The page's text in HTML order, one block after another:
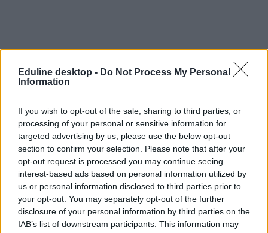
Eduline desktop - Do Not Process My Personal
Information
If you wish to opt-out of the sale, sharing to third parties, or
processing of your personal or sensitive information for
targeted advertising by us, please use the below opt-out
section to confirm your selection. Please note that after your
opt-out request is processed you may continue seeing
interest-based ads based on personal information utilized by
us or personal information disclosed to third parties prior to
your opt-out. You may separately opt-out of the further
disclosure of your personal information by third parties on the
IAB’s list of downstream participants. This information may